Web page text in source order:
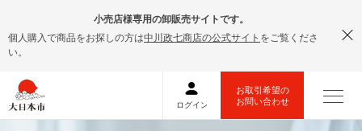
小売店様専用の卸販売サイトです。
個人購入で商品をお探しの方は中川政七商店の公式サイト をご覧くださ
い。